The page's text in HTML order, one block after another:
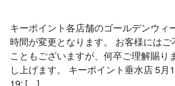
キーポイント各店舗のゴールデンウィ
時間が変更となります。 お客様にはご
こともございますが、何卒ご理解賜り
し上げます。 キーポイント垂水店 5月